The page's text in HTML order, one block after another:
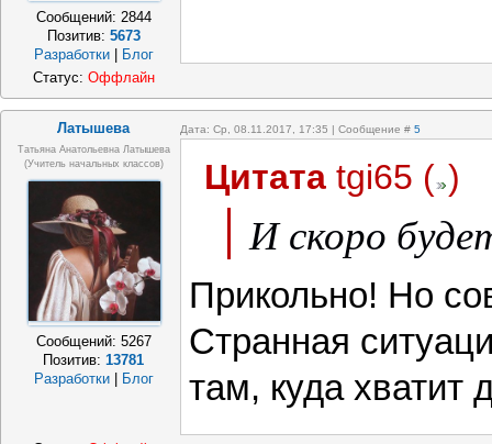
Сообщений: 2844
Позитив: 5673
Разработки
Блог
Статус: Оффлайн
Латышева Дата: Ср, 08.11.2017, 17:35 | Сообщение # 5
Татьяна Анатольевна Латышева
(учитель начальных классов)
Сообщений: 5267
Позитив:13781
Разработки
Блог
Цитата tgi65 ( )
И скоро
Прикольно! Но
Странная
там, куда хватит